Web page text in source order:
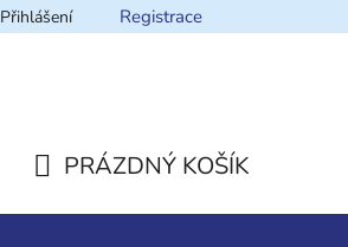
Přihlášení Registrace
PRÁZDNÝ KOŠÍK